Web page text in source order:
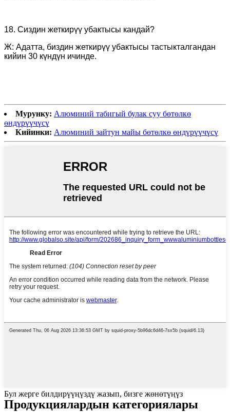
18. Сиздин жеткирүү убактысы кандай?
Ж: Адатта, биздин жеткирүү убактысы тастыкталгандан
кийин 30 күндүн ичинде.
Мурунку: Алюминий табигый булак суу бөтөлкө
өндүрүүчүсү
Кийинки: Алюминий зайтун майы бөтөлкө өндүрүүчүсү
Бул жерге билдирүүңүздү жазып, бизге жөнөтүңүз
Продукциялардын категориялары